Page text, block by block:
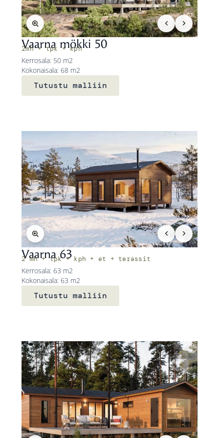
Vaarna mökki 50
2mh + tpk + kph
Kerrosala: 50 m2
Kokonaisala: 68 m2
Tutustu malliin
Vaarna 63
2 mh + tpk + kph + et + terassit
Kerrosala: 63 m2
Kokonaisala: 63 m2
Tutustu malliin